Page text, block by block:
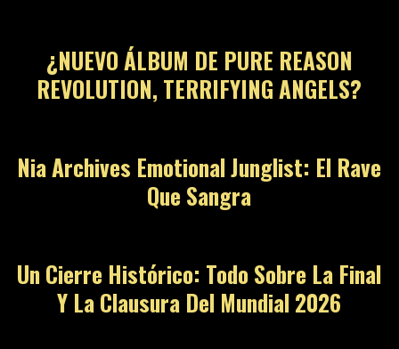
¿NUEVO ÁLBUM DE PURE REASON
REVOLUTION, TERRIFYING ANGELS?
Nia Archives Emotional Junglist: El Rave
Que Sangra
Un Cierre Histórico: Todo Sobre La Final
Y La Clausura Del Mundial 2026